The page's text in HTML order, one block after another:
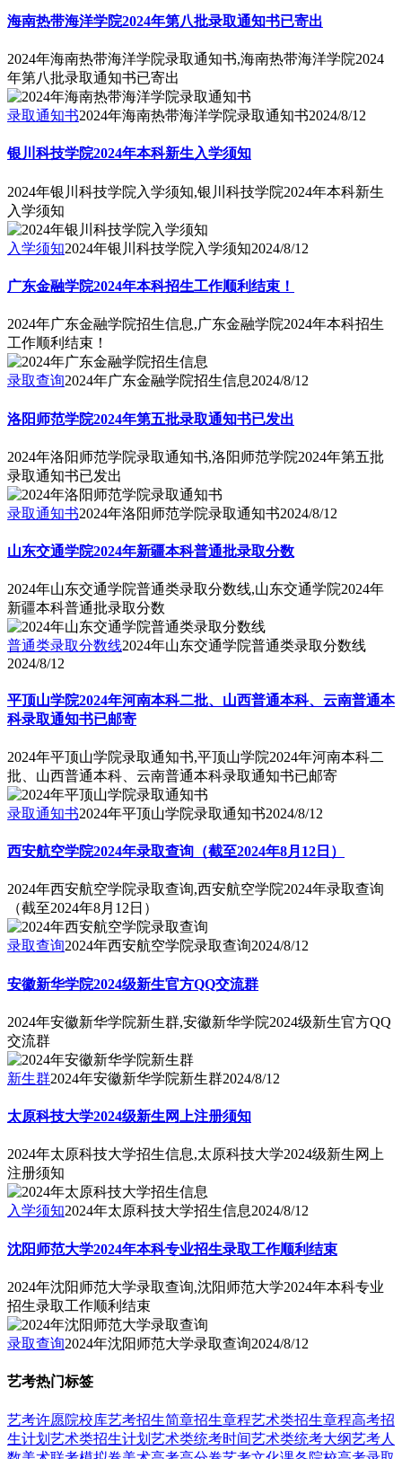
海南热带海洋学院2024年第八批录取通知书已寄出
2024年海南热带海洋学院录取通知书,海南热带海洋学院2024
年第八批录取通知书已寄出
录取通知书2024年海南热带海洋学院录取通知书2024/8/12
银川科技学院2024年本科新生入学须知
2024年银川科技学院入学须知,银川科技学院2024年本科新生
入学须知
入学须知2024年银川科技学院入学须知2024/8/12
广东金融学院2024年本科招生工作顺利结束！
2024年广东金融学院招生信息,广东金融学院2024年本科招生
工作顺利结束！
录取查询2024年广东金融学院招生信息2024/8/12
洛阳师范学院2024年第五批录取通知书已发出
2024年洛阳师范学院录取通知书,洛阳师范学院2024年第五批
录取通知书已发出
录取通知书2024年洛阳师范学院录取通知书2024/8/12
山东交通学院2024年新疆本科普通批录取分数
2024年山东交通学院普通类录取分数线,山东交通学院2024年
新疆本科普通批录取分数
普通类录取分数线2024年山东交通学院普通类录取分数线
2024/8/12
平顶山学院2024年河南本科二批、山西普通本科、云南普通本
科录取通知书已邮寄
2024年平顶山学院录取通知书,平顶山学院2024年河南本科二
批、山西普通本科、云南普通本科录取通知书已邮寄
录取通知书2024年平顶山学院录取通知书2024/8/12
西安航空学院2024年录取查询（截至2024年8月12日）
2024年西安航空学院录取查询,西安航空学院2024年录取查询
（截至2024年8月12日）
录取查询2024年西安航空学院录取查询2024/8/12
安徽新华学院2024级新生官方QQ交流群
2024年安徽新华学院新生群,安徽新华学院2024级新生官方QQ
交流群
新生群2024年安徽新华学院新生群2024/8/12
太原科技大学2024级新生网上注册须知
2024年太原科技大学招生信息,太原科技大学2024级新生网上
注册须知
入学须知2024年太原科技大学招生信息2024/8/12
沈阳师范大学2024年本科专业招生录取工作顺利结束
2024年沈阳师范大学录取查询,沈阳师范大学2024年本科专业
招生录取工作顺利结束
录取查询2024年沈阳师范大学录取查询2024/8/12
艺考热门标签
艺考许愿院校库艺考招生简章招生章程艺术类招生章程高考招
生计划 艺术类招生计划 艺术类统考时间艺术类统考大纲艺考人